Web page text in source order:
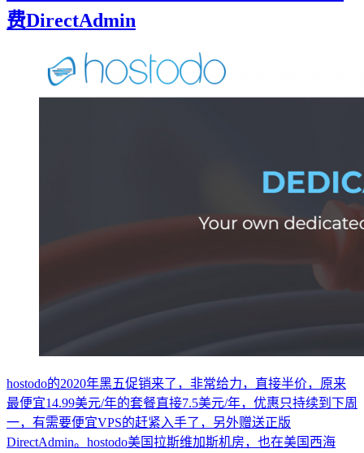
费DirectAdmin
hostodo的2020年黑五促销来了，非常给力，直接半价，原来
最便宜14.99美元/年的套餐直接7.5美元/年，优惠只持续到下周
一，有需要便宜VPS的赶紧入手了，另外赠送正版
DirectAdmin。hostodo美国拉斯维加斯机房，也在美国西海